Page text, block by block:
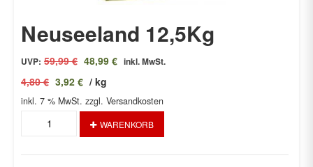
Neuseeland 12,5Kg
UVP: 59,99€ Ursprünglicher
war:
59,99 €
48,99 € Aktueller
48,99 €.
inkl. MwSt.
4,80€ 3,92 € / kg
inkl. 7 % MwSt. zzgl. Versandkosten
12,5Kg
WARENKORB